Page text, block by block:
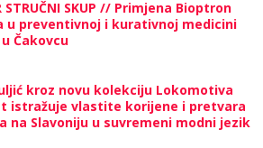
STRUČNI SKUP // Primjena Bioptron
u preventivnoj i kurativnoj medicini
Čakovcu
kroz novu kolekciju Lokomotiva
istražuje vlastite korijene i pretvara
na Slavoniju u suvremeni modni jezik